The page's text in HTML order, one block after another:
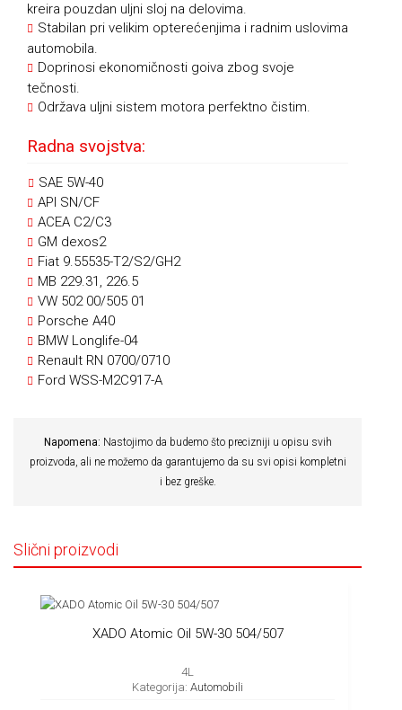
kreira pouzdan uljni sloj na delovima.
Stabilan pri velikim opterećenjima i radnim uslovima
automobila.
Doprinosi ekonomičnosti goiva zbog svoje
tečnosti.
Održava uljni sistem motora perfektno čistim.
Radna svojstva:
SAE 5W-40
API SN/CF
ACEA C2/C3
GM dexos2
Fiat 9.55535-T2/S2/GH2
MB 229.31, 226.5
VW 502 00/505 01
Porsche A40
BMW Longlife-04
Renault RN 0700/0710
Ford WSS-M2C917-A
Napomena: Nastojimo da budemo što precizniji u opisu svih
proizvoda, ali ne možemo da garantujemo da su svi opisi kompletni
i bez greške.
Slični proizvodi
XADO Atomic Oil 5W-30 504/507
4L
Kategorija: Automobili